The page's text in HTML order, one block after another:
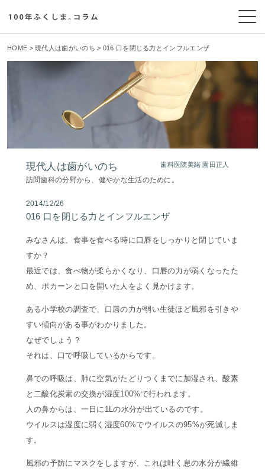
HOME >現代人は歯がいのち > 016 口を閉じる力とインフルエンザ
現代人は歯がいのち 歯科医院美緒 園田正人
訪問歯科の分野から、健やかな生活のために。
2014/12/26
016 口を閉じる力とインフルエンザ
みなさんは、食事を食べる時に口唇をしっかりと閉じていま
すか？
最近では、食べ物が柔らかくなり、口唇の力が弱くなったた
め、ポカーンと口を開いた人をよく見かけます。
ある小学校の調査で、口唇の力が弱い生徒ほど風邪を引きや
すい傾向がある事がわかりました。
なぜでしょう？
それは、口で呼吸しているからです。
鼻での呼吸は、肺に空気がたどりつくまでに加湿され、酸素
と二酸化炭素の交換が湿度100%で行われます。
人の鼻からは、一日に1Lの水分が出ているのです。
ウイルスは湿度に弱く湿度60%でウイルスの95%が死滅しま
す。
風邪の予防にマスクをしますが、これは吐く息の水分が繊維